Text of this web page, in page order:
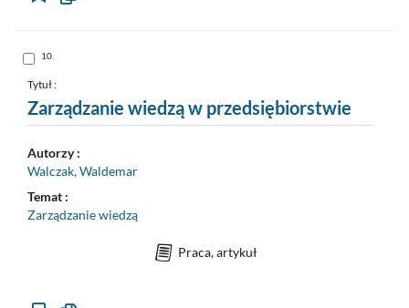
Kopiuj
Skocz
do
nr
10
10.
Tytuł :
Zarządzanie wiedzą w przedsiębiorstwie
Autorzy :
Walczak, Waldemar
Temat :
Zarządzanie wiedzą
Praca, artykuł